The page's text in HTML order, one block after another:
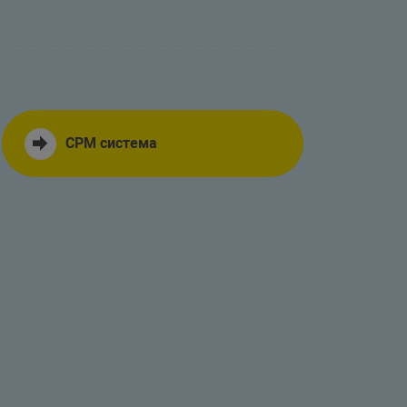
СРМ система